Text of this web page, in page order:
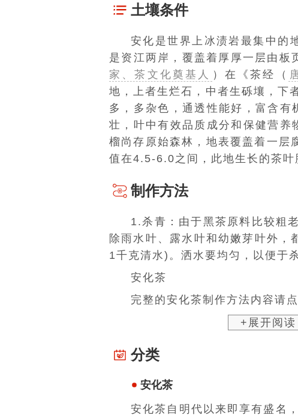
土壤条件
安化是世界上冰渍岩最集中的
是资江两岸，覆盖着厚厚一层由板
家、茶文化奠基人 ）在《茶经（
地，上者生烂石，中者生砾壤，下
多，多杂色，通透性能好，富含有
壮，叶中有效品质成分和保健营养
榴尚存原始森林，地表覆盖着一层
值在4.5-6.0之间，此地生长的茶叶
制作方法
1.杀青：由于黑茶原料比较粗
除雨水叶、露水叶和幼嫩芽叶外
1千克清水)。洒水要均匀，以便于
安化茶
完整的安化茶制作方法内容请
+展开阅读
分类
安化茶
安化茶自明代以来即享有盛名